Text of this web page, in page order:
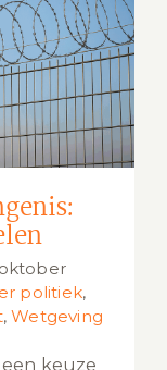
en
politiek,
,Wetgeving
keuze